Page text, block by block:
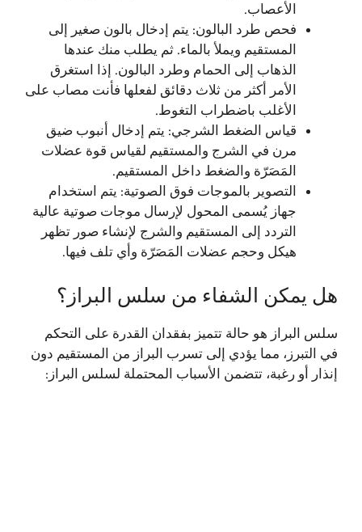
الأعصاب.
فحص طرد البالون: يتم إدخال بالون صغير إلى
المستقيم ويملأ بالماء. ثم يطلب منك عندها
الذهاب إلى الحمام وطرد البالون. إذا استغرق
الأمر أكثر من ثلاث دقائق لفعلها فأنت مصاب على
الأغلب باضطراب التغوط.
قياس الضغط الشرجي: يتم إدخال أنبوب ضيق
مرن في الشرج والمستقيم لقياس قوة عضلات
المَصَرّة والضغط داخل المستقيم.
التصوير بالموجات فوق الصوتية: يتم استخدام
جهاز يُسمى المحول لإرسال موجات صوتية عالية
التردد إلى المستقيم والشرج لإنشاء صور تظهر
هيكل وحجم عضلات المَصَرّة وأي تلف فيها.
هل يمكن الشفاء من سلس البراز؟
سلس البراز هو حالة تتميز بفقدان القدرة على التحكم
في التبرز، مما يؤدي إلى تسرب البراز من المستقيم دون
إنذار أو رغبة، تتضمن الأسباب المحتملة لسلس البراز: